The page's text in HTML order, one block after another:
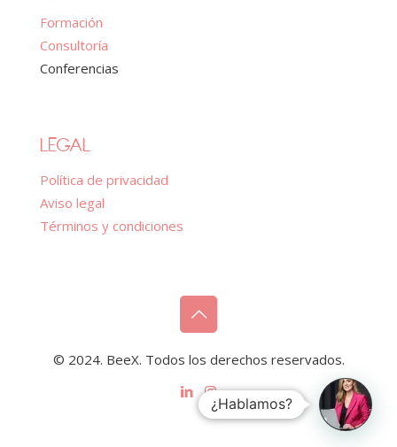
Formación
Consultoría
Conferencias
LEGAL
Política de privacidad
Aviso legal
Términos y condiciones
© 2024. BeeX. Todos los derechos reservados.
¿Hablamos?